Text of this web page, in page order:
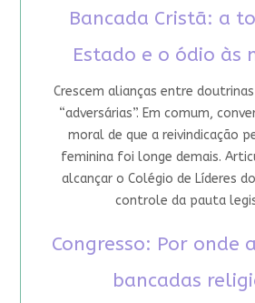
Bancada Cristã: a
Estado e o ódio às
Crescem alianças entre
“adversárias”. Em comum,
moral de que a reivindicação
feminina foi longe demais.
alcançar o Colégio de Líderes
controle da pauta
Congresso: Por onde
bancadas